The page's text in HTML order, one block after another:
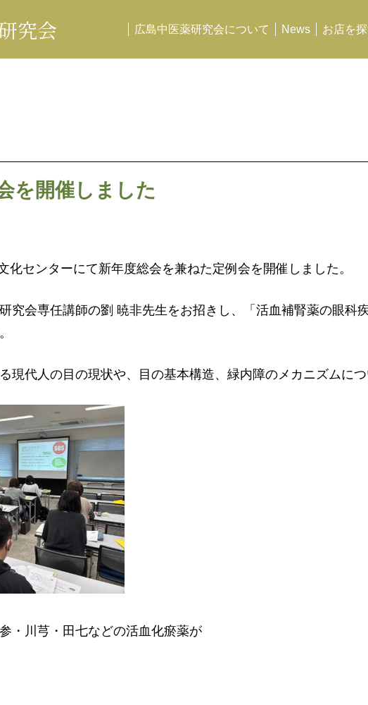
究会 広島中医薬研究会について News お店を
を開催しました
化センターにて新年度総会を兼ねた定例会を開催しました。
究会専任講師の劉 暁非先生をお招きし、「活血補腎薬の眼科
現代人の目の現状や、目の基本構造、緑内障のメカニズムに
・川芎・田七などの活血化瘀薬が